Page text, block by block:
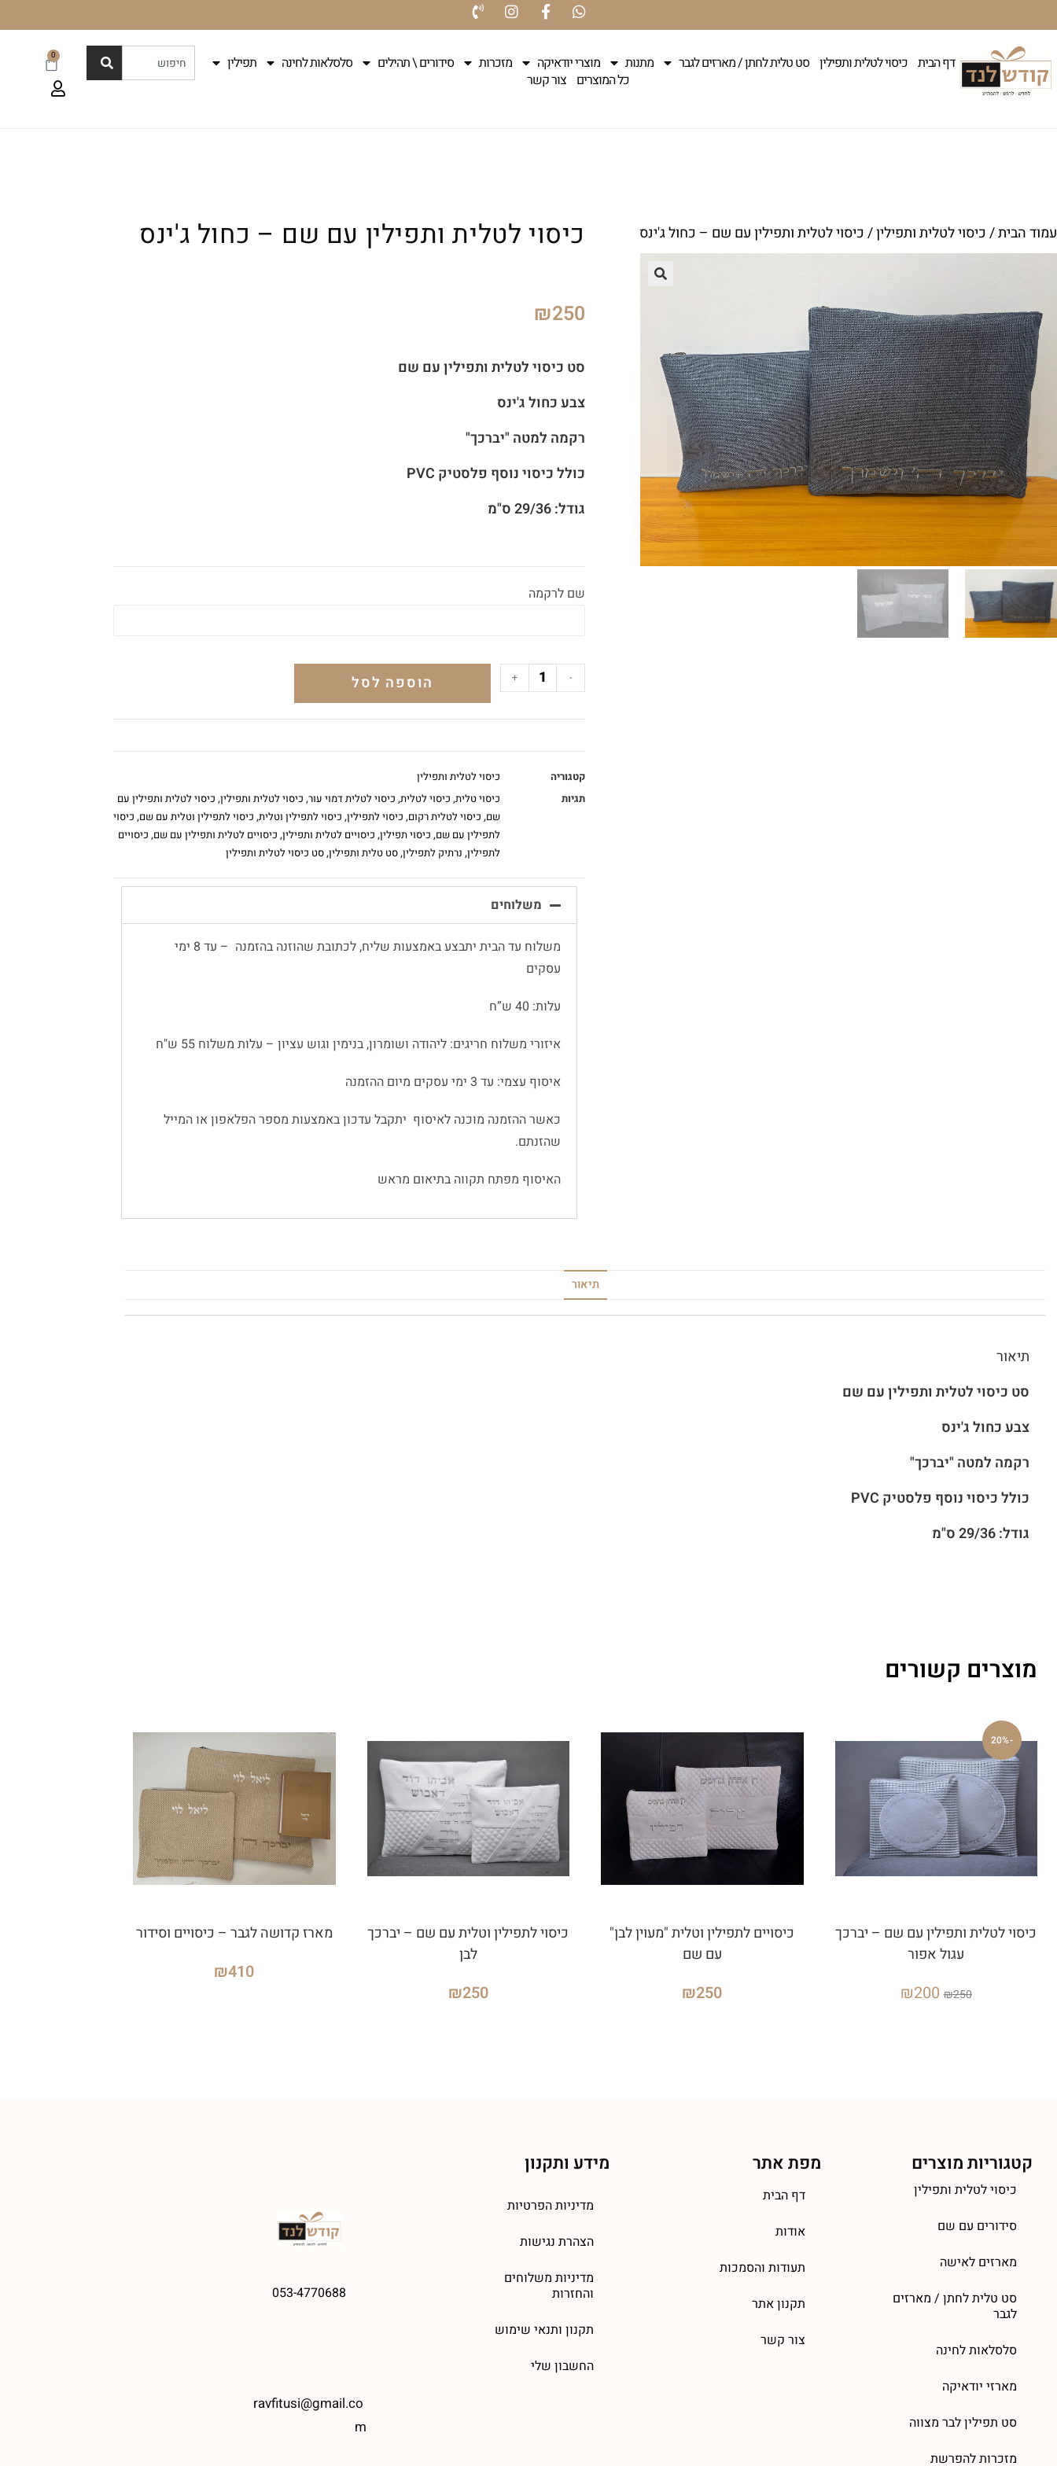
דף הבית כיסוי לטלית ותפילין סט טלית לחתן / מארזים לגבר מתנות מוצרי יודאיקה מזכרות סידורים \ תהילים סלסלאות לחינה
תפילין
כל המוצרים צור קשר
0
עמוד הבית/כיסוי לטלית ותפילין/ כיסוי לטלית ותפילין עם שם – כחול ג'ינס כיסוי לטלית ותפילין עם שם – כחול ג'ינס
₪250
סט כיסוי לטלית ותפילין עם שם
צבע כחול ג'ינס
רקמה למטה "יברכך"
כולל כיסוי נוסף פלסטיק PVC
גודל: 29/36 ס"מ
שם לרקמה
-
+ הוספה לסל
קטגוריה
כיסוי לטלית ותפילין
תגיות
כיסוי טלית, כיסוי לטלית, כיסוי לטלית דמוי עור, כיסוי לטלית ותפילין, כיסוי לטלית ותפילין עם
שם, כיסוי לטלית רקום, כיסוי לתפילין, כיסוי לתפילין וטלית, כיסוי לתפילין וטלית עם שם, כיסוי
לתפילין עם שם, כיסוי תפילין, כיסויים לטלית ותפילין, כיסויים לטלית ותפילין עם שם, כיסויים
לתפילין, נרתיק לתפילין,סט טלית ותפילין,סט כיסוי לטלית ותפילין
משלוחים
משלוח עד הבית יתבצע באמצעות שליח, לכתובת שהוזנה בהזמנה – עד 8 ימי
עסקים
עלות: 40 ש”ח
איזורי משלוח חריגים: ליהודה ושומרון, בנימין וגוש עציון – עלות משלוח 55 ש"ח
איסוף עצמי: עד 3 ימי עסקים מיום ההזמנה
כאשר ההזמנה מוכנה לאיסוף יתקבל עדכון באמצעות מספר הפלאפון או המייל
שהזנתם.
האיסוף מפתח תקווה בתיאום מראש
תיאור
תיאור
סט כיסוי לטלית ותפילין עם שם
צבע כחול ג'ינס
רקמה למטה "יברכך"
כולל כיסוי נוסף פלסטיק PVC
גודל: 29/36 ס"מ
מוצרים קשורים
-20%
כיסוי לטלית ותפילין עם שם – יברכך
עגול אפור
₪250
₪200
כיסויים לתפילין וטלית "מעוין לבן"
עם שם
₪250
כיסוי לתפילין וטלית עם שם – יברכך
לבן
₪250
מארז קדושה לגבר – כיסויים וסידור
₪410
קטגוריות מוצרים
כיסוי לטלית ותפילין
סידורים עם שם
מארזים לאישה
סט טלית לחתן / מארזים
לגבר
סלסלאות לחינה
מארזי יודאיקה
סט תפילין לבר מצווה
מזכרות להפרשת
מפת אתר
דף הבית
אודות
תעודות והסמכות
תקנון אתר
צור קשר
מידע ותקנון
מדיניות הפרטיות
הצהרת נגישות
מדיניות משלוחים
והחזרות
תקנון ותנאי שימוש
החשבון שלי
053-4770688
ravfitusi@gmail.co
m